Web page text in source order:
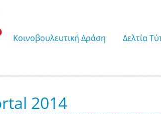
Κοινοβουλευτική Δράση Δελτία
2014